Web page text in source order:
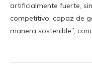
artificialmente fuerte,
competitivo, capaz de
manera sostenible”,